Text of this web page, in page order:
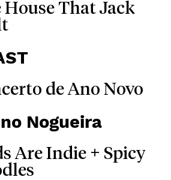
House That Jack
de Ano Novo
Nogueira
Are Indie + Spicy